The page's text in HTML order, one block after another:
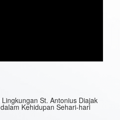
St. Antonius Diajak
Kehidupan Sehari-hari